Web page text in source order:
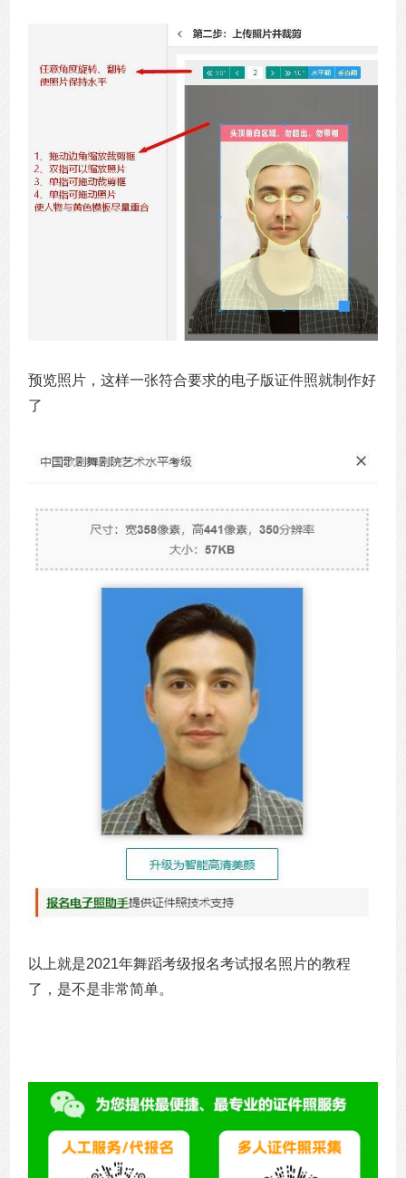
预览照片，这样一张符合要求的电子版证件照就制作好
了
以上就是2021年舞蹈考级报名考试报名照片的教程
了，是不是非常简单。